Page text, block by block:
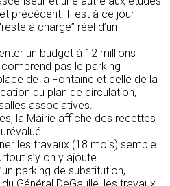
précédent. Il est à ce jour
à charge” réel d’un
un budget à 12 millions
pas le parking
de la Fontaine et celle de la
du plan de circulation,
associatives.
la Mairie affiche des recettes
les travaux (18 mois) semble
s’y on y ajoute
parking de substitution,